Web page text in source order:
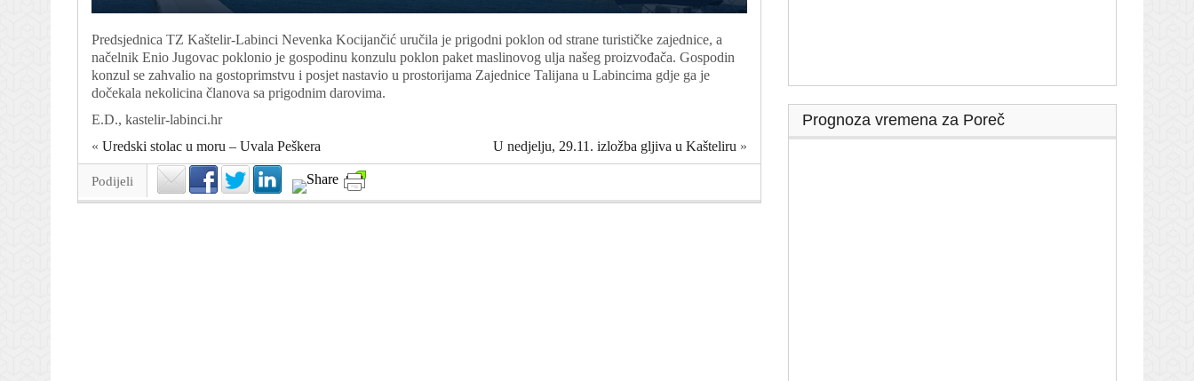
Predsjednica TZ Kaštelir-Labinci Nevenka Kocijančić uručila je prigodni poklon od strane turističke zajednice, a
načelnik Enio Jugovac poklonio je gospodinu konzulu poklon paket maslinovog ulja našeg proizvođača. Gospodin
konzul se zahvalio na gostoprimstvu i posjet nastavio u prostorijama Zajednice Talijana u Labincima gdje ga je
dočekala nekolicina članova sa prigodnim darovima.
E.D., kastelir-labinci.hr
« Uredski stolac u moru – Uvala Peškera U nedjelju, 29.11. izložba gljiva u Kašteliru »
Podijeli
Prognoza vremena za Poreč